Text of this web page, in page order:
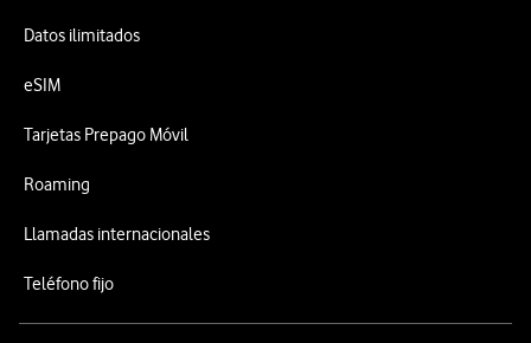
Datos ilimitados
eSIM
Tarjetas Prepago Móvil
Roaming
Llamadas internacionales
Teléfono fijo